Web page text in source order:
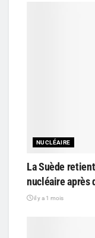
NUCLÉAIRE
La Suède
nucléaire après
il y a 1 mois